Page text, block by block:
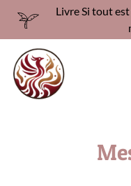
Livre Si tout